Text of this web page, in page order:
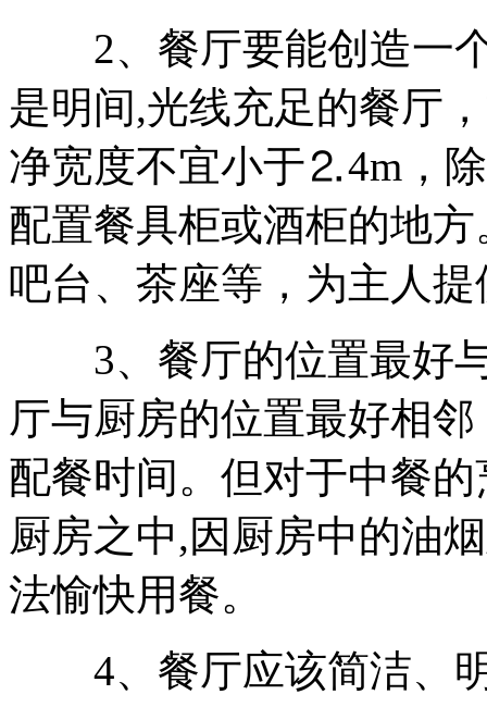
2、餐厅要能创造一个
是明间,光线充足的餐厅
净宽度不宜小于⒉4m，
配置餐具柜或酒柜的地
吧台、茶座等，为主人
3、餐厅的位置最好与
厅与厨房的位置最好相
配餐时间。但对于中餐
厨房之中,因厨房中的油
法愉快用餐。
4、餐厅应该简洁、明